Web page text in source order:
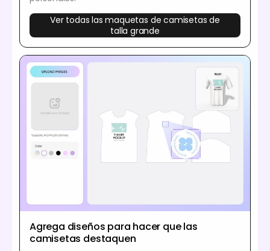
Ver todas las maquetas de camisetas de
talla grande
Agrega diseños para hacer que las
camisetas destaquen